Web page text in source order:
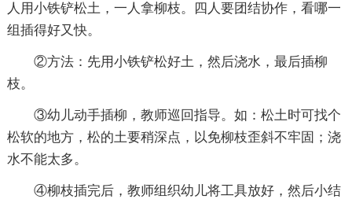
人用小铁铲松土，一人拿柳枝。四人要团结协作，看哪一
组插得好又快。
②方法：先用小铁铲松好土，然后浇水，最后插柳
枝。
③幼儿动手插柳，教师巡回指导。如：松土时可找个
松软的地方，松的土要稍深点，以免柳枝歪斜不牢固；浇
水不能太多。
④柳枝插完后，教师组织幼儿将工具放好，然后小结